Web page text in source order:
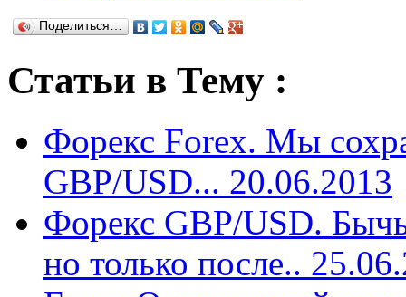
Поделиться…
Статьи в Тему :
Форекс Forex. Мы
GBP/USD... 20.06.2013
Форекс GBP/USD.
но только после..